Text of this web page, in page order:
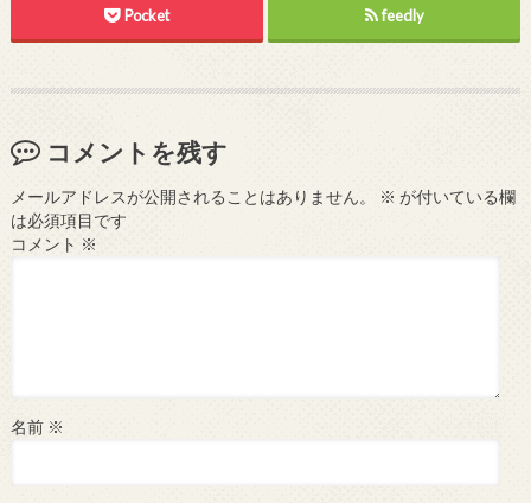
Pocket feedly
コメントを残す
メールアドレスが公開されることはありません。 ※ が付いている欄
は必須項目です
コメント ※
名前 ※